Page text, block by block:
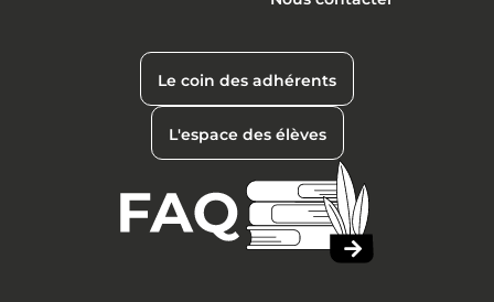
Le coin des adhérents
L'espace des élèves